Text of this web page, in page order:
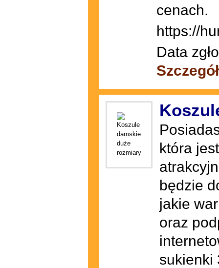
cenach.
https://
Data
która
będzie
jakie
oraz
sukienki